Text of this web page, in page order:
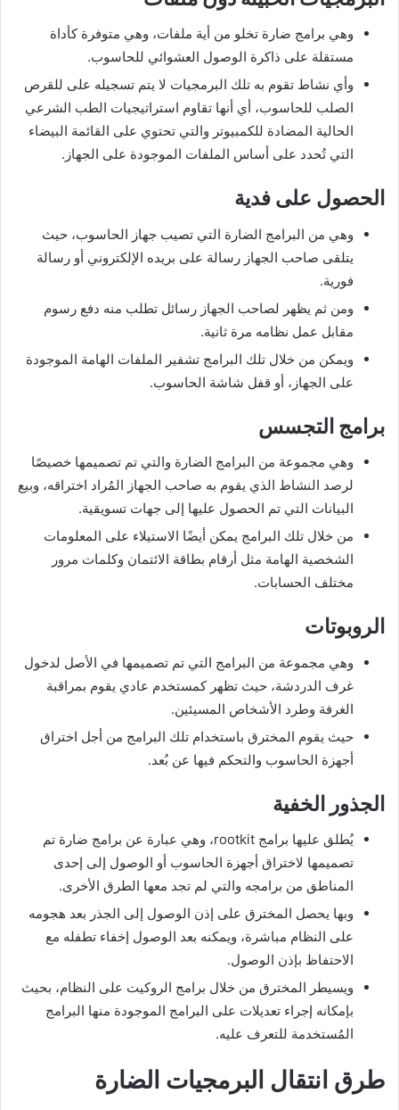
وهي برامج ضارة تخلو من أية ملفات، وهي متوفرة كأداة
مستقلة على ذاكرة الوصول العشوائي للحاسوب.
وأي نشاط تقوم به تلك البرمجيات لا يتم تسجيله على للقرص
الصلب للحاسوب، أي أنها تقاوم استراتيجيات الطب الشرعي
الحالية المضادة للكمبيوتر والتي تحتوي على القائمة البيضاء
التي تُحدد على أساس الملفات الموجودة على الجهاز.
الحصول على فدية
وهي من البرامج الضارة التي تصيب جهاز الحاسوب، حيث
يتلقى صاحب الجهاز رسالة على بريده الإلكتروني أو رسالة
فورية.
ومن ثم يظهر لصاحب الجهاز رسائل تطلب منه دفع رسوم
مقابل عمل نظامه مرة ثانية.
ويمكن من خلال تلك البرامج تشفير الملفات الهامة الموجودة
على الجهاز، أو قفل شاشة الحاسوب.
برامج التجسس
وهي مجموعة من البرامج الضارة والتي تم تصميمها خصيصًا
لرصد النشاط الذي يقوم به صاحب الجهاز المُراد اختراقه، وبيع
البيانات التي تم الحصول عليها إلى جهات تسويقية.
من خلال تلك البرامج يمكن أيضًا الاستيلاء على المعلومات
الشخصية الهامة مثل أرقام بطاقة الائتمان وكلمات مرور
مختلف الحسابات.
الروبوتات
وهي مجموعة من البرامج التي تم تصميمها في الأصل لدخول
غرف الدردشة، حيث تظهر كمستخدم عادي يقوم بمراقبة
الغرفة وطرد الأشخاص المسيئين.
حيث يقوم المخترق باستخدام تلك البرامج من أجل اختراق
أجهزة الحاسوب والتحكم فيها عن بُعد.
الجذور الخفية
يُطلق عليها برامج rootkit، وهي عبارة عن برامج ضارة تم
تصميمها لاختراق أجهزة الحاسوب أو الوصول إلى إحدى
المناطق من برامجه والتي لم تجد معها الطرق الأخرى.
وبها يحصل المخترق على إذن الوصول إلى الجذر بعد هجومه
على النظام مباشرة، ويمكنه بعد الوصول إخفاء تطفله مع
الاحتفاظ بإذن الوصول.
ويسيطر المخترق من خلال برامج الروكيت على النظام، بحيث
بإمكانه إجراء تعديلات على البرامج الموجودة منها البرامج
المُستخدمة للتعرف عليه.
طرق انتقال البرمجيات الضارة